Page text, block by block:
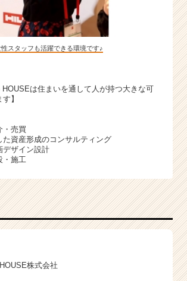
性スタッフも活躍できる環境です♪
HOUSEは住まいを通して人が持つ大きな可
】
・売買
た資産形成のコンサルティング
デザイン設計
・施工
株式会社